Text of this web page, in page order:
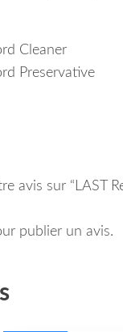
Cleaner
Preservative
avis sur “LAST
publier un avis.